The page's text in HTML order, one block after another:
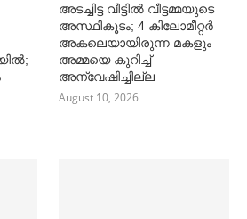
അടച്ചിട്ട വീട്ടില്‍ വീട്ടമ്മയുടെ
അസ്ഥികൂടം; 4 കിലോമീറ്റര്‍
അകലെയായിരുന്ന മകളും
അമ്മയെ കുറിച്ച്‌
അന്വേഷിച്ചില്ല
August 10, 2026